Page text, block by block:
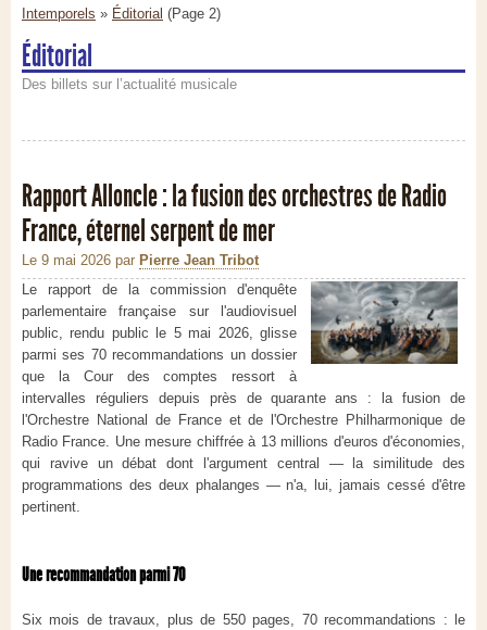
Intemporels » Éditorial (Page 2)
Éditorial
Des billets sur l’actualité musicale
Rapport Alloncle : la fusion des orchestres de Radio
France, éternel serpent de mer
Le 9 mai 2026 par Pierre Jean Tribot
Le rapport de la commission d'enquête
parlementaire française sur l'audiovisuel
public, rendu public le 5 mai 2026, glisse
parmi ses 70 recommandations un dossier
que la Cour des comptes ressort à
intervalles réguliers depuis près de quarante ans : la fusion de
l'Orchestre National de France et de l'Orchestre Philharmonique de
Radio France. Une mesure chiffrée à 13 millions d'euros d'économies,
qui ravive un débat dont l'argument central — la similitude des
programmations des deux phalanges — n'a, lui, jamais cessé d'être
pertinent.
Une recommandation parmi 70
Six mois de travaux, plus de 550 pages, 70 recommandations : le